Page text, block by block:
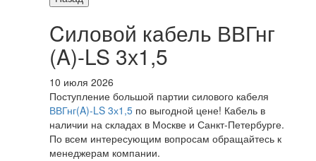
Cиловой кабель ВВГнг
(A)-LS 3х1,5
10 июля 2026
Поступление большой партии силового кабеля
ВВГнг(A)-LS 3х1,5 по выгодной цене! Кабель в
наличии на складах в Москве и Санкт-Петербурге.
По всем интересующим вопросам обращайтесь к
менеджерам компании.